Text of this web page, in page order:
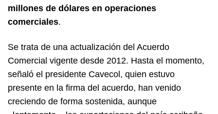
millones de dólares en operaciones
comerciales.
Se trata de una actualización del Acuerdo
Comercial vigente desde 2012. Hasta el momento,
señaló el presidente Cavecol, quien estuvo
presente en la firma del acuerdo, han venido
creciendo de forma sostenida, aunque